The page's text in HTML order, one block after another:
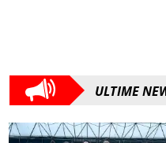
ULTIME